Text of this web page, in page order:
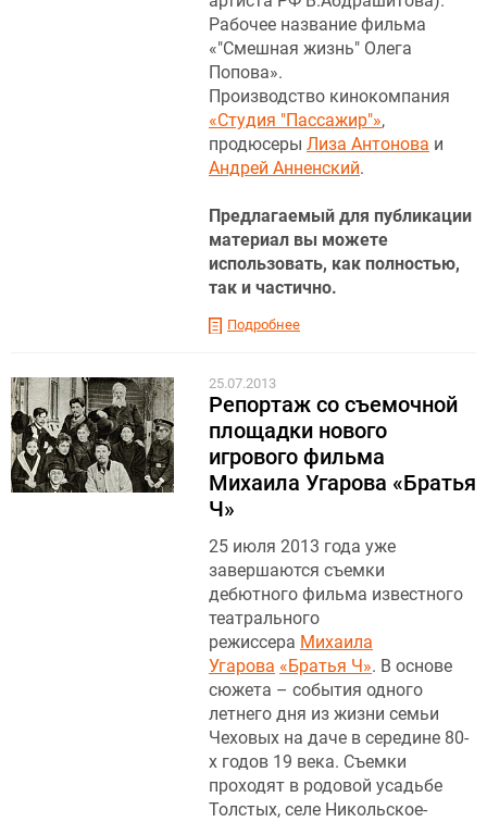
Рабочее название фильма
«"Смешная жизнь" Олега
Попова».
Производство кинокомпания
«Студия "Пассажир"»,
продюсеры Лиза Антонова и
Андрей Анненский.
Предлагаемый для публикации
материал вы можете
использовать, как полностью,
так и частично.
Подробнее
25.07.2013
Репортаж со съемочной
площадки нового
игрового фильма
Михаила Угарова «Братья
Ч»
25 июля 2013 года уже
завершаются съемки
дебютного фильма известного
театрального
режиссера Михаила
Угарова «Братья Ч». В основе
сюжета – события одного
летнего дня из жизни семьи
Чеховых на даче в середине 80-
х годов 19 века. Съемки
проходят в родовой усадьбе
Толстых, селе Никольское-